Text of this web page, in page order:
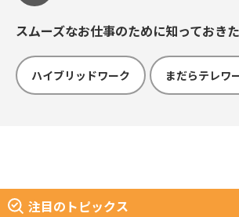
スムーズなお仕事のために知っておき
ハイブリッドワーク まだらテレワ
注目のトピックス